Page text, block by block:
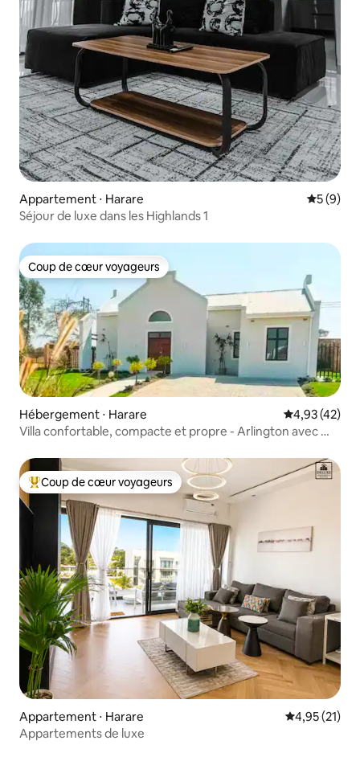
Appartement ⋅ Harare
5 (9)
Séjour de luxe dans les Highlands 1
Coup de cœur voyageurs
Coup de cœur voyageurs
Hébergement ⋅ Harare Évaluation
4,93 (42)
Villa confortable, compacte et propre - Arlington avec Wi-
Coups de cœur voyageurs les plus appréciés
Coup de cœur voyageurs
Appartement ⋅ Harare Évaluation
4,95 (21)
Appartements de luxe